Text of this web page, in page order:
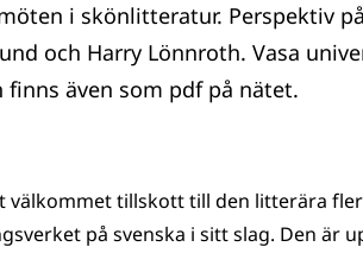
i skönlitteratur. Perspektiv
och Harry Lönnroth. Vasa
finns även som pdf på nätet.
välkommet tillskott till den litterära
på svenska i sitt slag. Den är